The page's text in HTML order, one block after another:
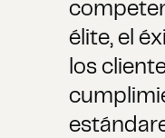
élite, el
los